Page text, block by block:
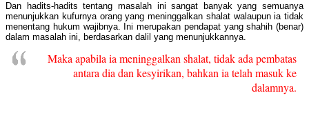
Dan hadits-hadits tentang masalah ini sangat banyak yang semuanya
menunjukkan kufurnya orang yang meninggalkan shalat walaupun ia tidak
menentang hukum wajibnya. Ini merupakan pendapat yang shahih (benar)
dalam masalah ini, berdasarkan dalil yang menunjukkannya.
Maka apabila ia meninggalkan shalat, tidak ada pembatas
antara dia dan kesyirikan, bahkan ia telah masuk ke
dalamnya.